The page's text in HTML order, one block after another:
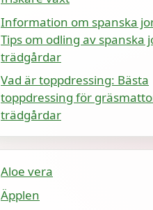
Information om spanska
Tips om odling av spanska
trädgårdar
Vad är toppdressing: Bästa
toppdressing för
trädgårdar
Aloe vera
Äpplen